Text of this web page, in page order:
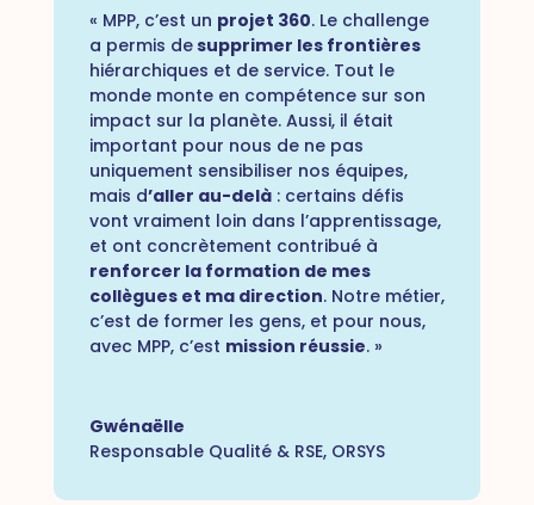
« MPP, c’est un projet 360. Le challenge
a permis desupprimer les frontières
hiérarchiques et de service. Tout le
monde monte en compétence sur son
impact sur la planète. Aussi, il était
important pour nous de ne pas
uniquement sensibiliser nos équipes,
mais d’aller au-delà: certains défis
vont vraiment loin dans l’apprentissage,
et ont concrètement contribué à
renforcer la formation de mes
collègues et ma direction. Notre métier,
c’est de former les gens, et pour nous,
avec MPP, c’est mission réussie. »
Gwénaëlle
Responsable Qualité & RSE, ORSYS